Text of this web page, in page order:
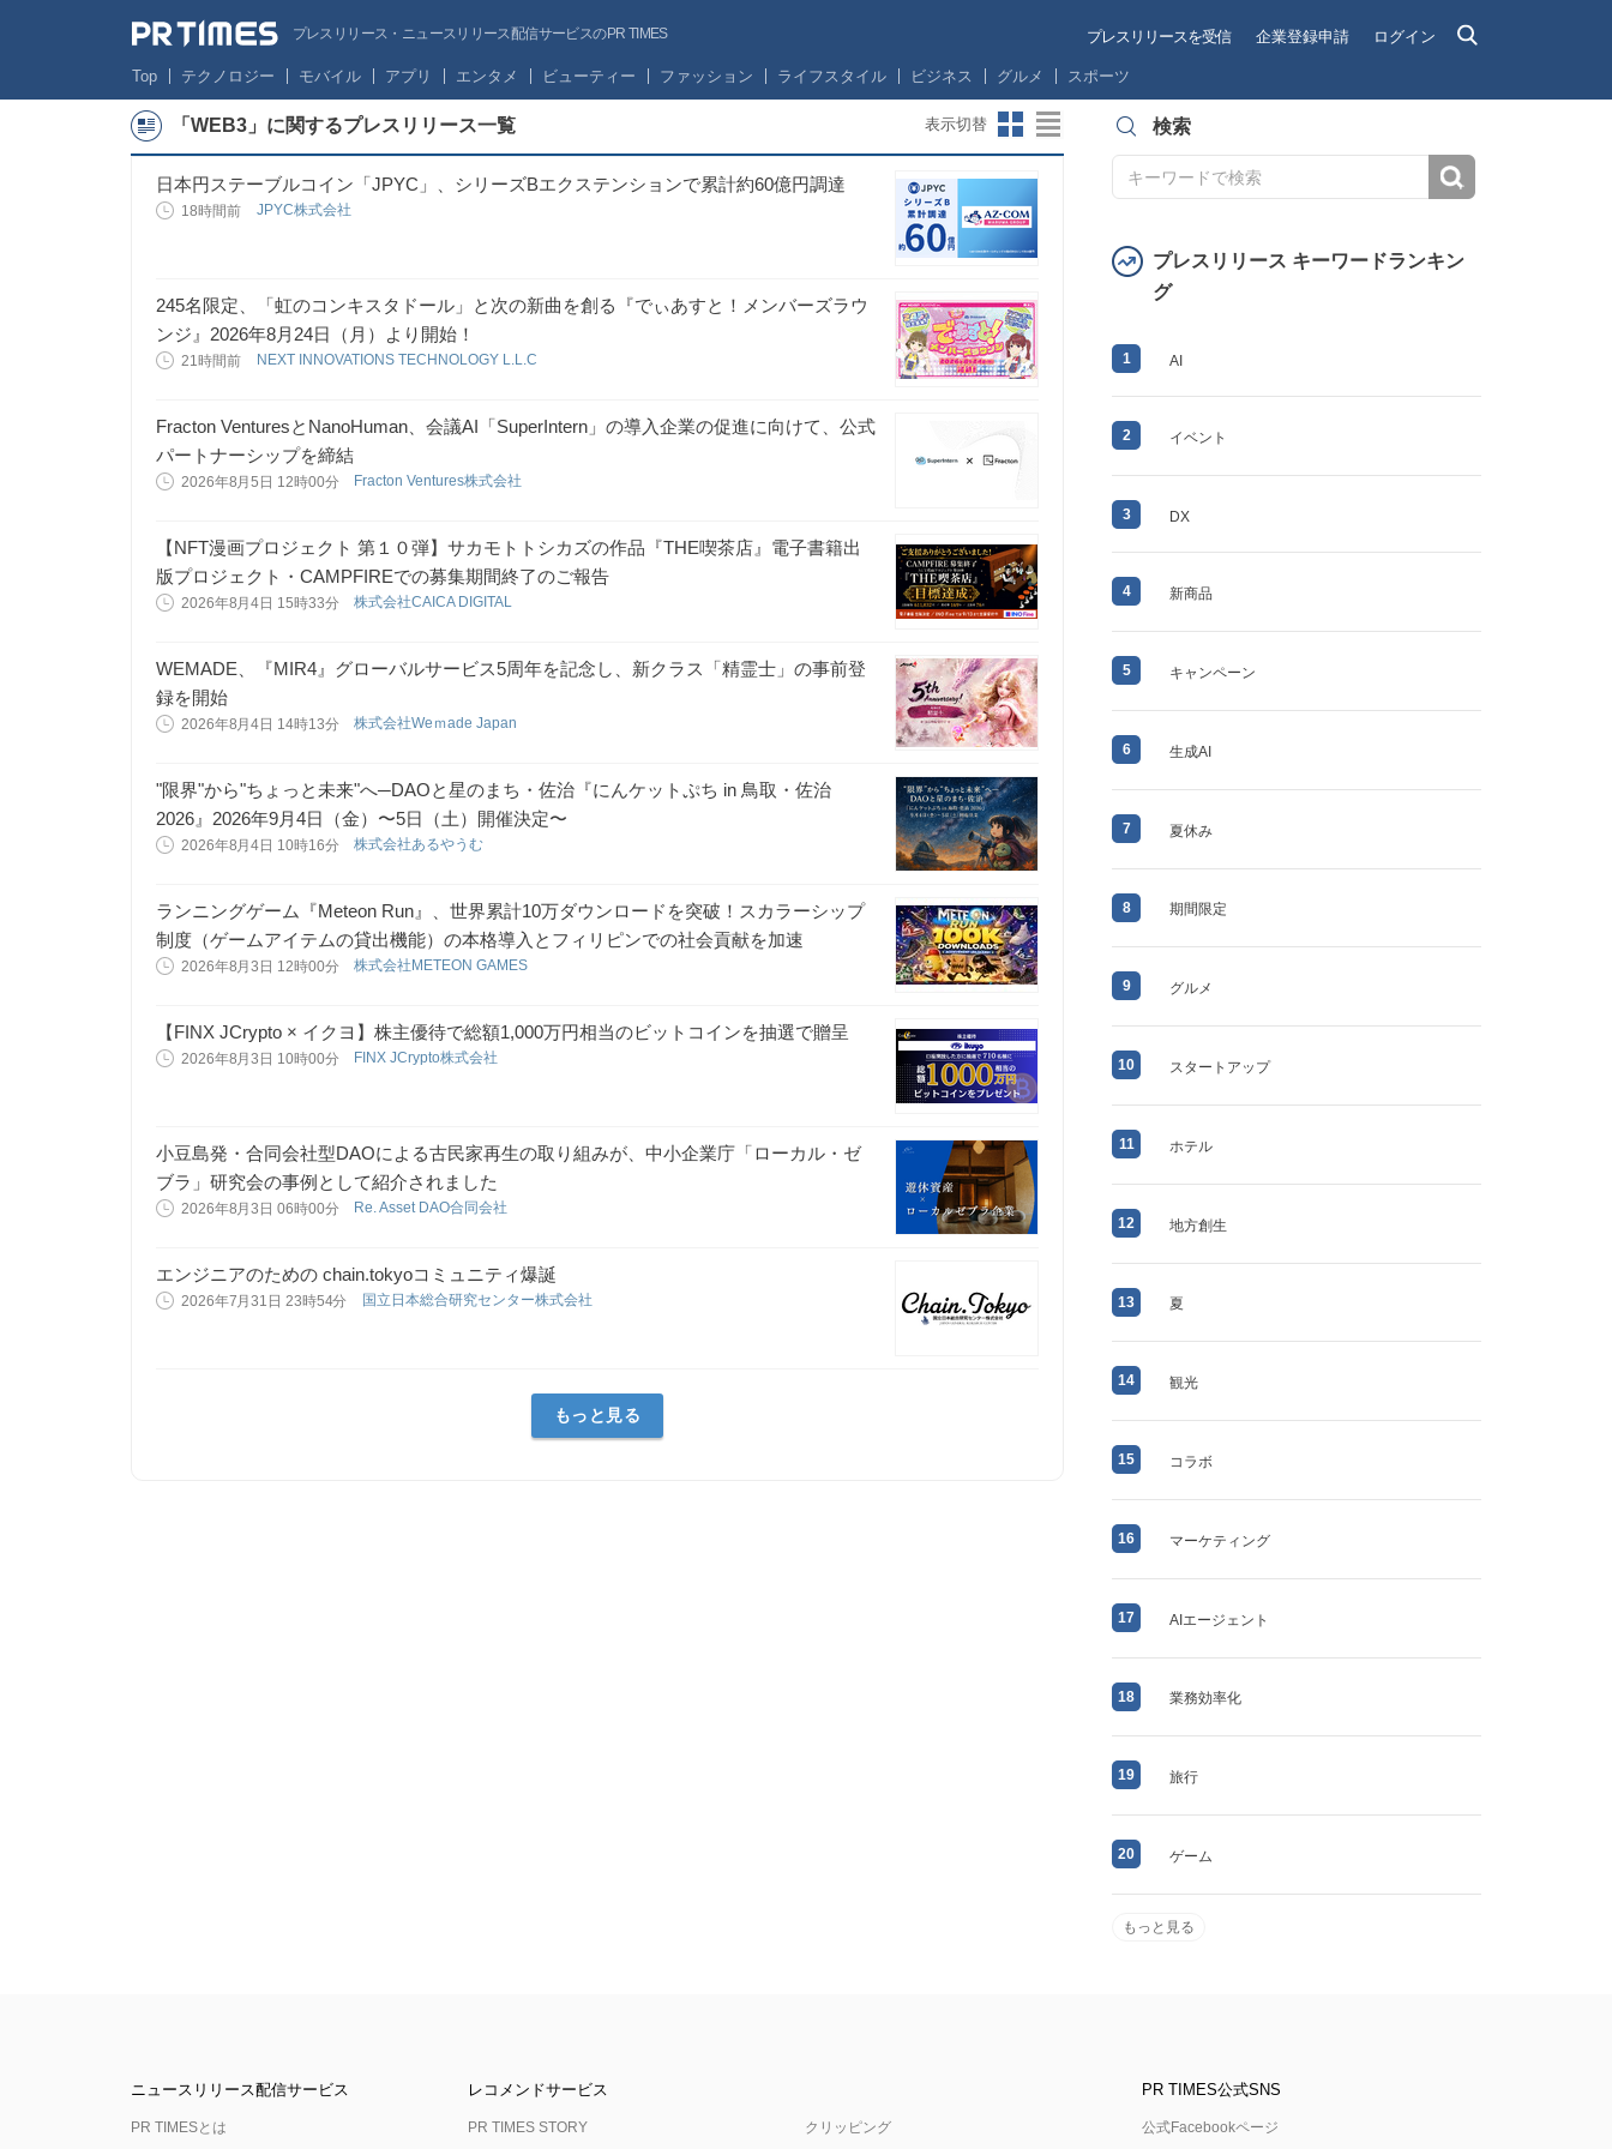
プレスリリース・ニュースリリース配信サービスのPR TIMES プレスリリースを受信 企業登録申請 ログイン
Top テクノロジー モバイル アプリ エンタメ ビューティー ファッション ライフスタイル ビジネス グルメ スポーツ
「WEB3」に関するプレスリリース一覧 表示切替
日本円ステーブルコイン「JPYC」、シリーズBエクステンションで累計約60億円調達
18時間前 JPYC株式会社
245名限定、「虹のコンキスタドール」と次の新曲を創る『でぃあすと！メンバーズラウ
ンジ』2026年8月24日（月）より開始！
21時間前 NEXT INNOVATIONS TECHNOLOGY L.L.C
Fracton VenturesとNanoHuman、会議AI「SuperIntern」の導入企業の促進に向けて、公式
パートナーシップを締結
2026年8月5日 12時00分 Fracton Ventures株式会社
【NFT漫画プロジェクト 第１０弾】サカモトトシカズの作品『THE喫茶店』電子書籍出
版プロジェクト・CAMPFIREでの募集期間終了のご報告
2026年8月4日 15時33分 株式会社CAICA DIGITAL
WEMADE、『MIR4』グローバルサービス5周年を記念し、新クラス「精霊士」の事前登
録を開始
2026年8月4日 14時13分 株式会社Weｍade Japan
"限界"から"ちょっと未来"へ─DAOと星のまち・佐治『にんケットぷち in 鳥取・佐治
2026』2026年9月4日（金）〜5日（土）開催決定〜
2026年8月4日 10時16分 株式会社あるやうむ
ランニングゲーム『Meteon Run』、世界累計10万ダウンロードを突破！スカラーシップ
制度（ゲームアイテムの貸出機能）の本格導入とフィリピンでの社会貢献を加速
2026年8月3日 12時00分 株式会社METEON GAMES
【FINX JCrypto × イクヨ】株主優待で総額1,000万円相当のビットコインを抽選で贈呈
2026年8月3日 10時00分 FINX JCrypto株式会社
小豆島発・合同会社型DAOによる古民家再生の取り組みが、中小企業庁「ローカル・ゼ
ブラ」研究会の事例として紹介されました
2026年8月3日 06時00分 Re. Asset DAO合同会社
エンジニアのための chain.tokyoコミュニティ爆誕
2026年7月31日 23時54分 国立日本総合研究センター株式会社
もっと見る
検索
プレスリリース キーワードランキン
グ
1 AI
2 イベント
3 DX
4 新商品
5 キャンペーン
6 生成AI
7 夏休み
8 期間限定
9 グルメ
10 スタートアップ
11 ホテル
12 地方創生
13 夏
14 観光
15 コラボ
16 マーケティング
17 AIエージェント
18 業務効率化
19 旅行
20 ゲーム
もっと見る
ニュースリリース配信サービス
PR TIMESとは
レコメンドサービス
PR TIMES STORY クリッピング
PR TIMES公式SNS
公式Facebookページ